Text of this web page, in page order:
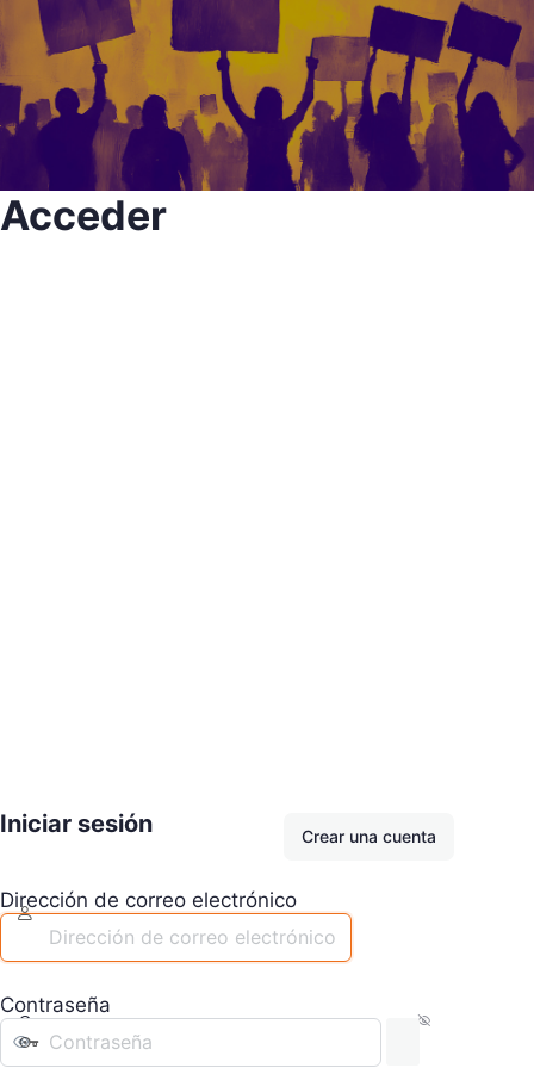
Acceder
Iniciar sesión Crear una cuenta
Dirección de correo electrónico
Contraseña